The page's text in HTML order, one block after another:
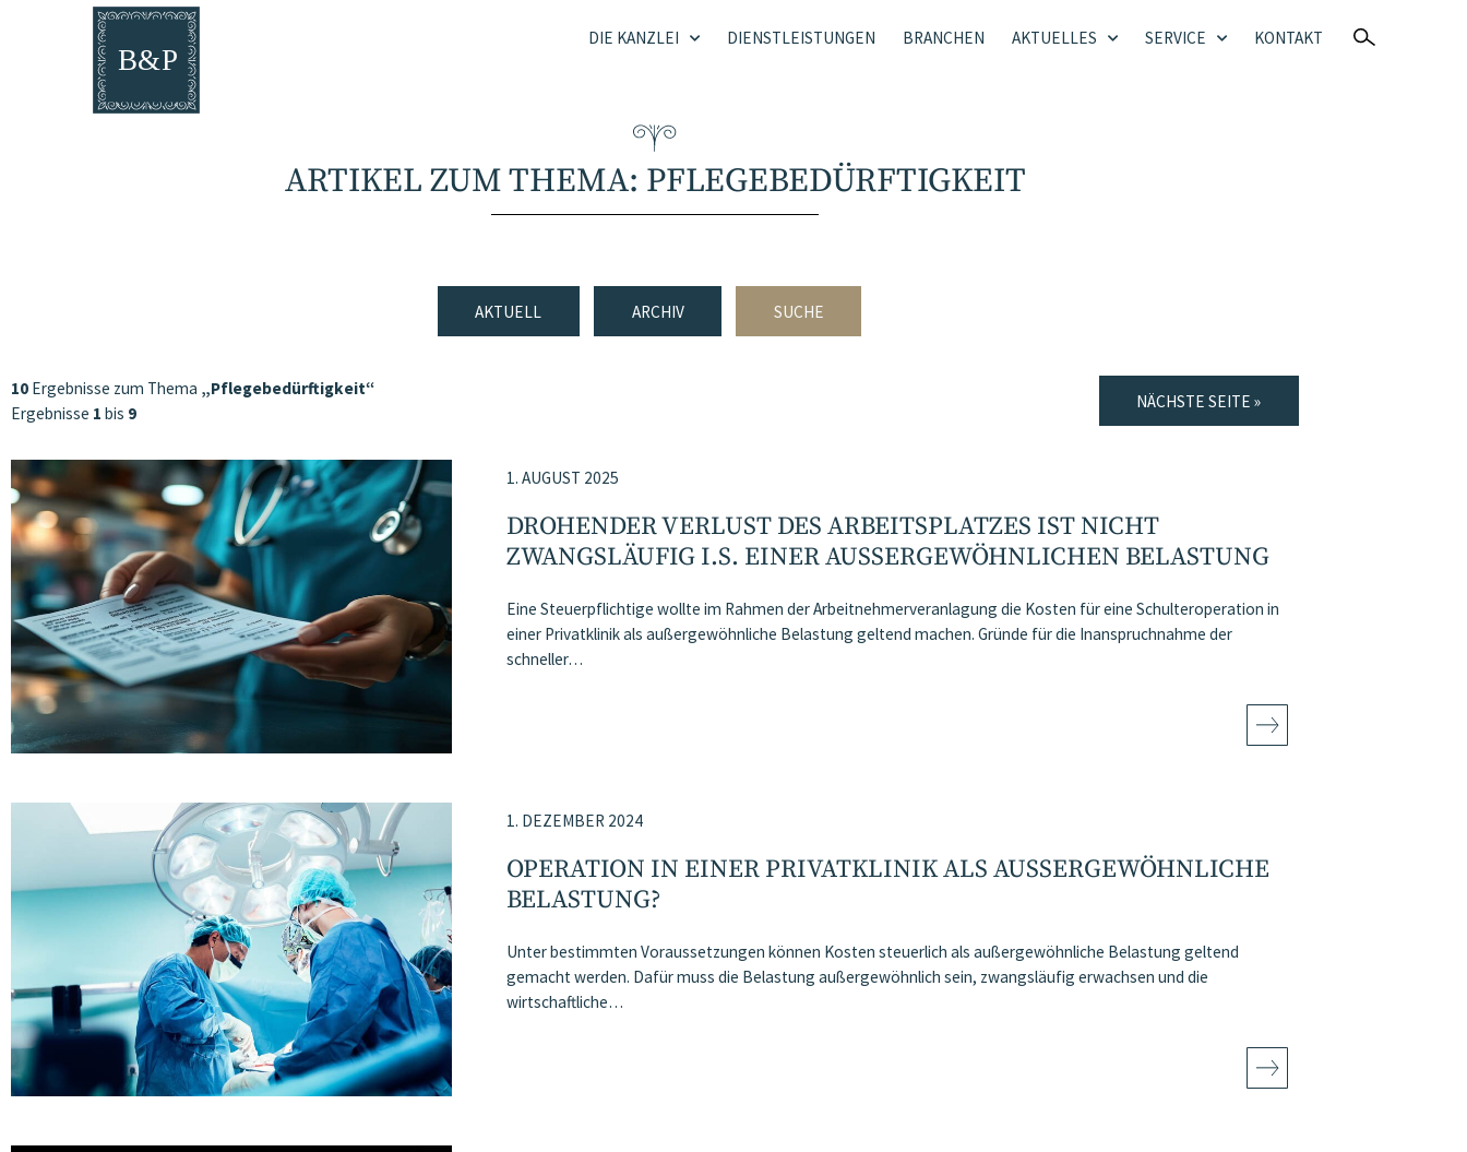
DIE KANZLEI DIENSTLEISTUNGEN BRANCHEN AKTUELLES SERVICE KONTAKT
ARTIKEL ZUM THEMA: PFLEGEBEDÜRFTIGKEIT
AKTUELL ARCHIV SUCHE
10 Ergebnisse zum Thema „Pflegebedürftigkeit“
Ergebnisse 1 bis 9
NÄCHSTE SEITE »
1. AUGUST 2025
DROHENDER VERLUST DES ARBEITSPLATZES IST NICHT
ZWANGSLÄUFIG I.S. EINER AUSSERGEWÖHNLICHEN BELASTUNG
Eine Steuerpflichtige wollte im Rahmen der Arbeitnehmerveranlagung die Kosten für eine Schulteroperation in
einer Privatklinik als außergewöhnliche Belastung geltend machen. Gründe für die Inanspruchnahme der
schneller…
1. DEZEMBER 2024
OPERATION IN EINER PRIVATKLINIK ALS AUSSERGEWÖHNLICHE B
ELASTUNG?
Unter bestimmten Voraussetzungen können Kosten steuerlich als außergewöhnliche Belastung geltend
gemacht werden. Dafür muss die Belastung außergewöhnlich sein, zwangsläufig erwachsen und die
wirtschaftliche…